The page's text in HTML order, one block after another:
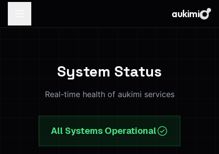
aukimi
System Status
Real-time health of aukimi services
All Systems Operational